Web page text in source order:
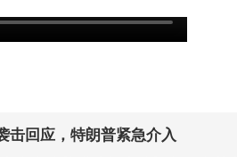
击回应，特朗普紧急介入